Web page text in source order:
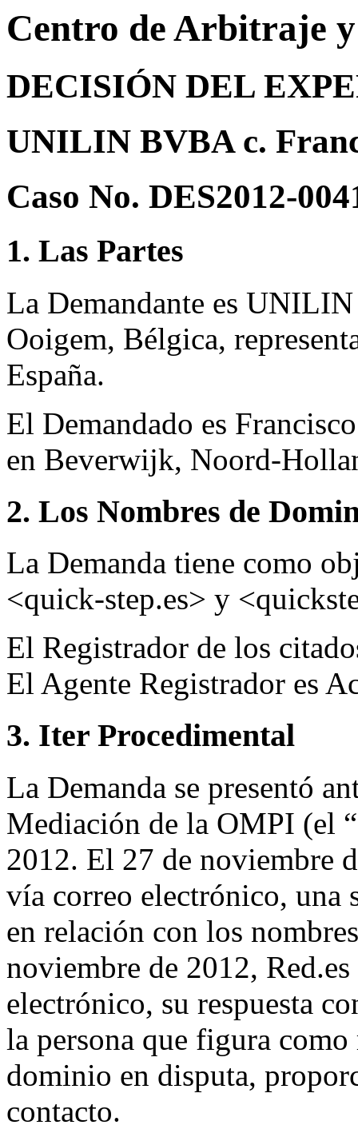
Centro de Arbitraje
DECISIÓN DEL
UNILIN BVBA c.
Caso No. DES2012-
1. Las Partes
La Demandante es
Ooigem, Bélgica,
España.
El Demandado es
en Beverwijk, Noord-
2. Los Nombres de
La Demanda tiene como
<quick-step.es> y
El Registrador de los
El Agente Registrador es
3. Iter Procedimental
La Demanda se presentó
Mediación de la OMPI (el
2012. El 27 de noviembre
vía correo electrónico,
en relación con los
noviembre de 2012,
electrónico, su respuesta
la persona que figura
dominio en disputa,
contacto.